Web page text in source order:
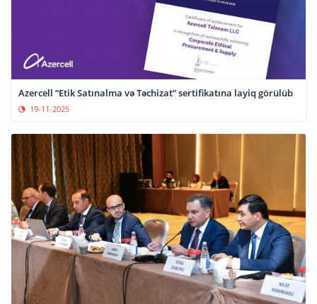
Azercell “Etik Satınalma və Təchizat” sertifikatına layiq görülüb
19-11-2025